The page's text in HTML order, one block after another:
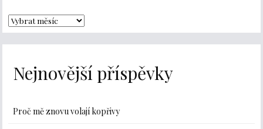
Nejnovější příspěvky
Proč mě znovu volají kopřivy